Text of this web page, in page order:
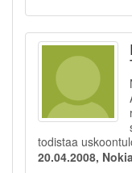
todistaa
20.04.2008,